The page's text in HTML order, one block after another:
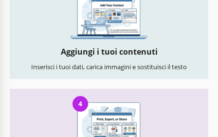
Aggiungi i tuoi contenuti
Inserisci i tuoi dati, carica immagini e sostituisci il testo
4